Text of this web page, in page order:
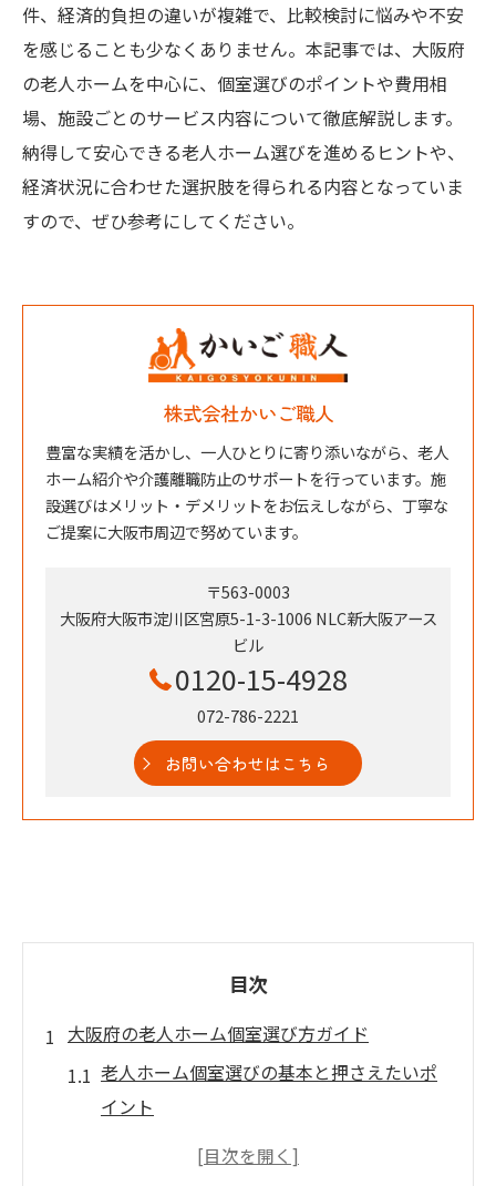
件、経済的負担の違いが複雑で、比較検討に悩みや不安
を感じることも少なくありません。本記事では、大阪府
の老人ホームを中心に、個室選びのポイントや費用相
場、施設ごとのサービス内容について徹底解説します。
納得して安心できる老人ホーム選びを進めるヒントや、
経済状況に合わせた選択肢を得られる内容となっていま
すので、ぜひ参考にしてください。
株式会社かいご職人
豊富な実績を活かし、一人ひとりに寄り添いながら、老人
ホーム紹介や介護離職防止のサポートを行っています。施
設選びはメリット・デメリットをお伝えしながら、丁寧な
ご提案に大阪市周辺で努めています。
〒563-0003
大阪府大阪市淀川区宮原5-1-3-1006 NLC新大阪アース
ビル
0120-15-4928
072-786-2221
お問い合わせはこちら
目次
大阪府の老人ホーム個室選び方ガイド
老人ホーム個室選びの基本と押さえたいポ
イント
大阪府で理想の老人ホーム個室を見つける